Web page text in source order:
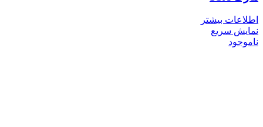
اطلاعات بیشتر
نمایش سریع
ناموجود